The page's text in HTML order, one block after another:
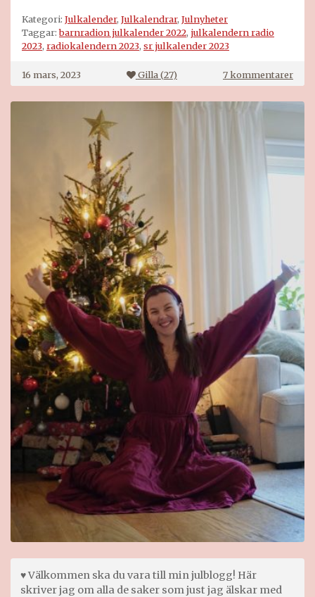
Kategori: Julkalender, Julkalendrar, Julnyheter
Taggar:barnradion julkalender 2022, julkalendern radio
2023, radiokalendern 2023, sr julkalender 2023
16 mars, 2023 Gilla (27) 7 kommentarertill
♥ Välkommen ska du vara till min julblogg! Här
skriver jag om alla de saker som just jag älskar med